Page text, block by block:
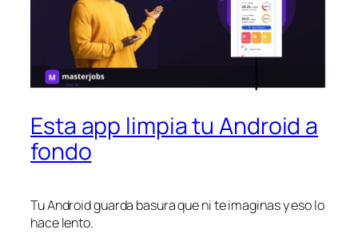
Esta app limpia tu Android a
fondo
Tu Android guarda basura que ni te imaginas y eso lo
hace lento.